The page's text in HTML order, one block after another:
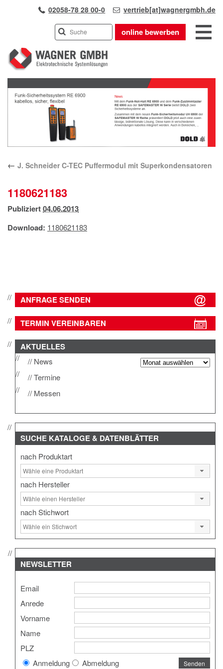
02058-78 28 00-0 vertrieb[at]wagnergmbh.de
online bewerben
INDUSTRIEVERTRETUNG
UNSER TEAM
WIR ÜBER UNS
KARRIERE
PRODUKTE
APPLIKATIONEN
KONTAKT
ANFAHRT
IMPRESSUM
Previous
Next
← J. Schneider C-TEC Puffermodul mit Superkondensatoren
1180621183
Publiziert04.06.2013
Download: 1180621183
ANFRAGE SENDEN
TERMIN VEREINBAREN
AKTUELLES
News
Termine
Messen
SUCHE KATALOGE & DATENBLÄTTER
nach Produktart
nach Hersteller
nach Stichwort
NEWSLETTER
Email
Anrede
Vorname
Name
PLZ
Anmeldung
Abmeldung